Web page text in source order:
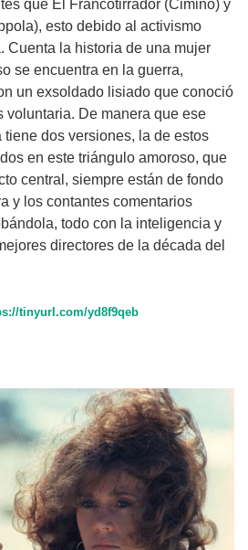
que El Francotirrador (Cimino) y
esto debido al activismo
Cuenta la historia de una mujer
se encuentra en la guerra,
un exsoldado lisiado que conoció
voluntaria. De manera que ese
tiene dos versiones, la de estos
en este triángulo amoroso, que
central, siempre están de fondo
y los contantes comentarios
todo con la inteligencia y
directores de la década del
tinyurl.com/yd8f9qeb